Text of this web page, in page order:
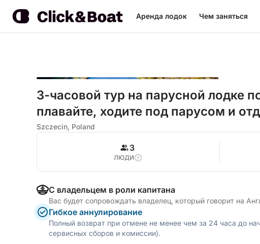
Аренда лодок Чем заняться
3-часовой тур на парусной лодке
плавайте, ходите под парусом и
Szczecin, Poland
3
ЛЮДИ
С владельцем в роли капитана
Вас будет сопровождать владелец, который говорит на
Гибкое аннулирование
Полный возврат при отмене не менее чем за 24 часа до
сервисных сборов и комиссии).